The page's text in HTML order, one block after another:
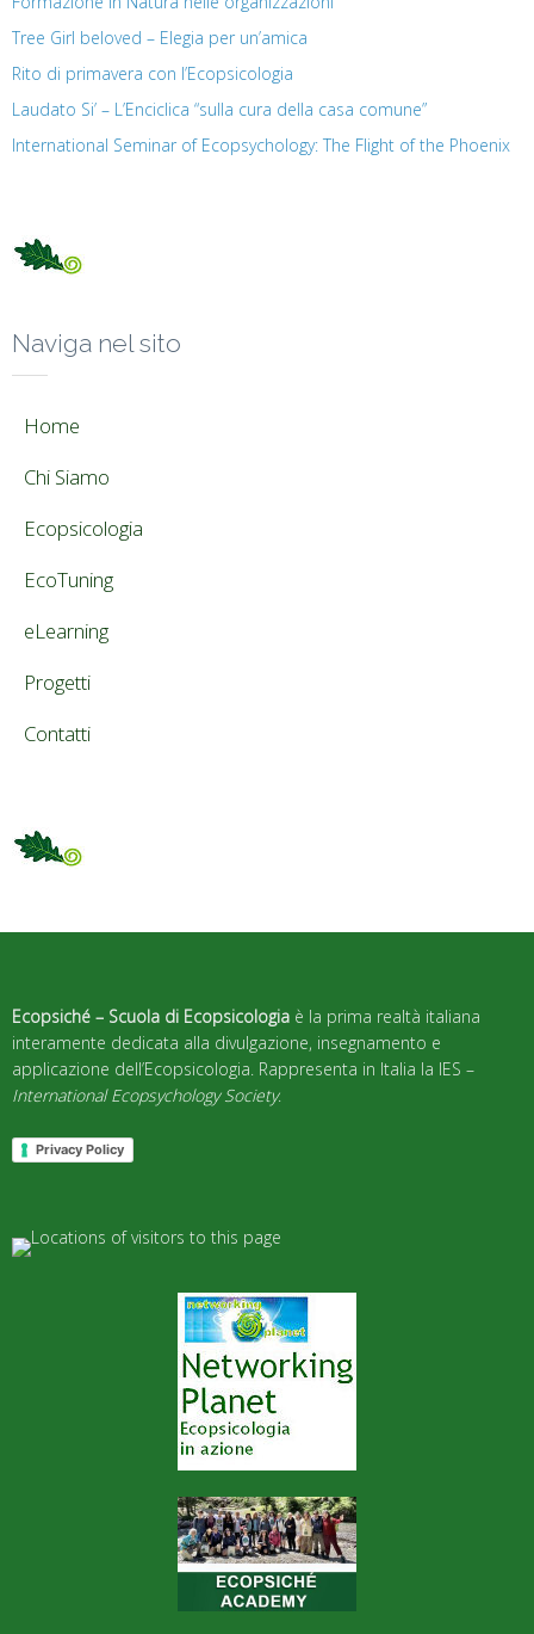
Tree Girl beloved – Elegia per un’amica
Rito di primavera con l’Ecopsicologia
Laudato Si’ – L’Enciclica “sulla cura della casa comune”
International Seminar of Ecopsychology: The Flight of the Phoenix
Naviga nel sito
Home
Chi Siamo
Ecopsicologia
EcoTuning
eLearning
Progetti
Contatti
Ecopsiché – Scuola di Ecopsicologia è la prima realtà italiana
interamente dedicata alla divulgazione, insegnamento e
applicazione dell’Ecopsicologia. Rappresenta in Italia la IES –
International Ecopsychology Society.
Privacy Policy